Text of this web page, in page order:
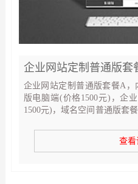
企业网站定制普通版套
企业网站定制普通版套餐A
版电脑端(价格1500元)，企
1500元)，域名空间普通版套
查看